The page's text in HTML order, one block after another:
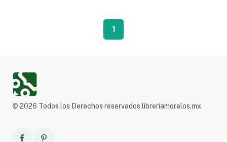
1
© 2026 Todos los Derechos reservados libreriamorelos.mx